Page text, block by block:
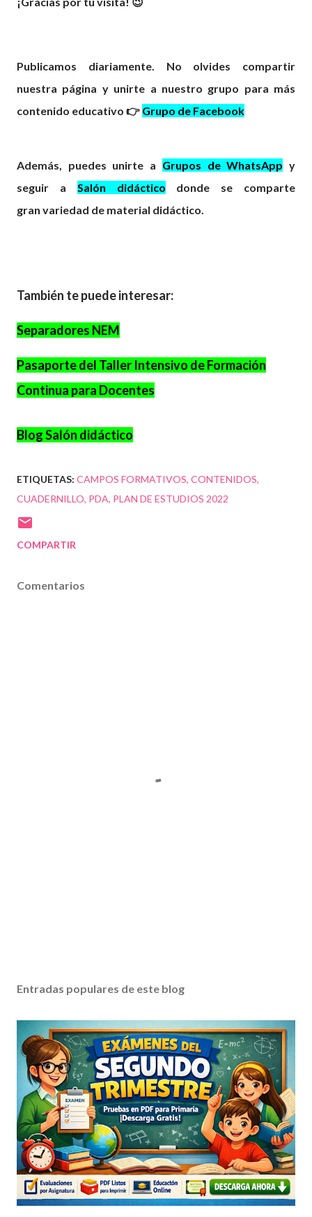
Publicamos diariamente. No olvides compartir
nuestra página y unirte a nuestro grupo para más
contenido educativo 👉 Grupo de Facebook
Además, puedes unirte a Grupos de WhatsApp y
seguir a Salón didáctico
donde se comparte
gran variedad de material didáctico.
También te puede interesar:
Separadores NEM
Pasaporte del Taller Intensivo de Formación
Continua para Docentes
Blog Salón didáctico
ETIQUETAS: CAMPOS FORMATIVOS CONTENIDOS
CUADERNILLO PDA PLAN DE ESTUDIOS 2022
COMPARTIR
Comentarios
Entradas populares de este blog